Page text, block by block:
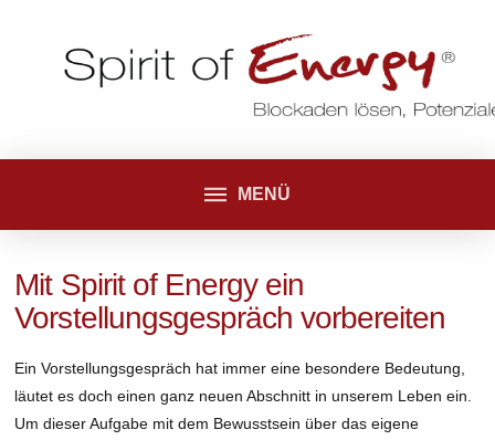
MENÜ
Mit Spirit of Energy ein
Vorstellungsgespräch vorbereiten
Ein Vorstellungsgespräch hat immer eine besondere Bedeutung,
läutet es doch einen ganz neuen Abschnitt in unserem Leben ein.
Um dieser Aufgabe mit dem Bewusstsein über das eigene